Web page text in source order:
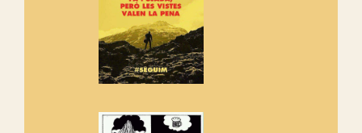
Rebem un diploma dels
Amics de Sant Aniol d'Aguja
Els Centpeus estem implicats
amb la recuperació del refugi i